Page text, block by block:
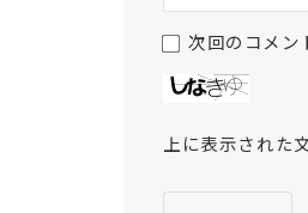
次回のコメン
上に表示された